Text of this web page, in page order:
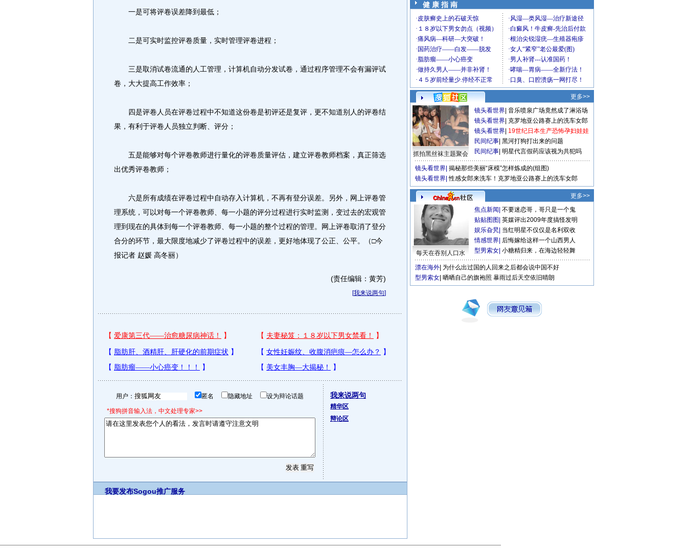
一是可将评卷误差降到最低；
二是可实时监控评卷质量，实时管理评卷进程；
三是取消试卷流通的人工管理，计算机自动分发试卷，通过程序管理不会有漏评试
卷，大大提高工作效率；
四是评卷人员在评卷过程中不知道这份卷是初评还是复评，更不知道别人的评卷结
果，有利于评卷人员独立判断、评分；
五是能够对每个评卷教师进行量化的评卷质量评估，建立评卷教师档案，真正筛选
出优秀评卷教师；
六是所有成绩在评卷过程中自动存入计算机，不再有登分误差。另外，网上评卷管
理系统，可以对每一个评卷教师、每一小题的评分过程进行实时监测，变过去的宏观管
理到现在的具体到每一个评卷教师、每一小题的整个过程的管理。网上评卷取消了登分
合分的环节，最大限度地减少了评卷过程中的误差，更好地体现了公正、公平。（□今
报记者 赵媛 高冬丽）
(责任编辑：黄芳)
[我来说两句]
用户： 匿名 隐藏地址 设为辩论话题
*搜狗拼音输入法，中文处理专家>>
我来说两句
精华区
辩论区
我要发布Sogou推广服务
健 康 指 南
更多>>
抓拍黑丝袜主题聚会
镜头看世界 音乐喷泉广场竟然成了淋浴场
镜头看世界 克罗地亚公路赛上的洗车女郎
镜头看世界 19世纪日本生产恐怖孕妇娃娃
民间纪事 黑河打狗打出来的问题
民间纪事 明星代言假药应该视为共犯吗
镜头看世界 揭秘那些美丽“床模”怎样炼成的(组图)
镜头看世界 性感女郎来洗车！克罗地亚公路赛上的洗车女郎
更多>>
每天在吞别人口水
焦点新闻 不要迷恋哥，哥只是一个鬼
贴贴图图 英媒评出2009年度搞怪发明
娱乐旮旯 当红明星不仅仅是名利双收
情感世界 后悔嫁给这样一个山西男人
型男索女 小糖精归来，在海边轻轻舞
漂在海外 为什么出过国的人回来之后都会说中国不好
型男索女 晒晒自己的旗袍照 暴雨过后天空依旧晴朗